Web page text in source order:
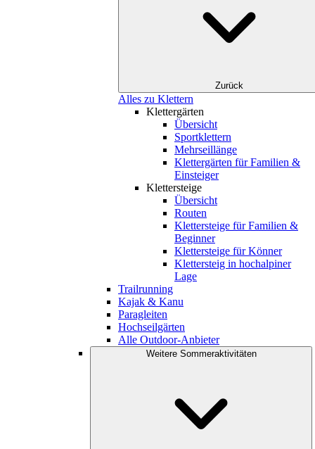
Zurück
Alles zu Klettern
Klettergärten
Übersicht
Sportklettern
Mehrseillänge
Klettergärten für Familien &
Einsteiger
Klettersteige
Übersicht
Routen
Klettersteige für Familien &
Beginner
Klettersteige für Könner
Klettersteig in hochalpiner
Lage
Trailrunning
Kajak & Kanu
Paragleiten
Hochseilgärten
Alle Outdoor-Anbieter
Weitere Sommeraktivitäten